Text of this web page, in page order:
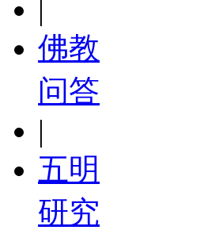
|
佛教
问答
|
五明
研究